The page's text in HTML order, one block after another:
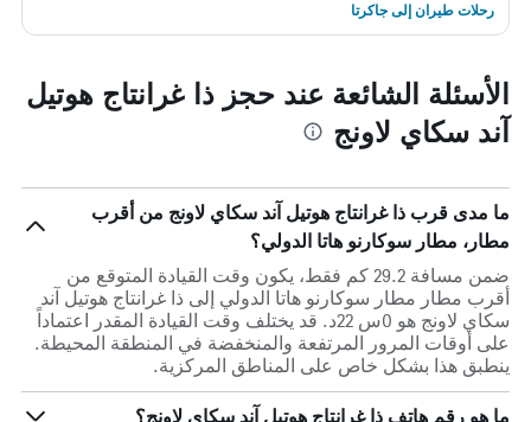
رحلات طيران إلى جاكرتا
الأسئلة الشائعة عند حجز ذا غرانتاج هوتيل
آند سكاي لاونج
ما مدى قرب ذا غرانتاج هوتيل آند سكاي لاونج من أقرب
مطار، مطار سوكارنو هاتا الدولي؟
ضمن مسافة 29.2 كم فقط، يكون وقت القيادة المتوقع من
أقرب مطار مطار سوكارنو هاتا الدولي إلى ذا غرانتاج هوتيل آند
سكاي لاونج هو 0س 22د. قد يختلف وقت القيادة المقدر اعتماداً
على أوقات المرور المرتفعة والمنخفضة في المنطقة المحيطة.
ينطبق هذا بشكل خاص على المناطق المركزية.
ما هو رقم هاتف ذا غرانتاج هوتيل آند سكاي لاونج؟